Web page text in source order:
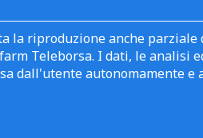
la riproduzione anche
Teleborsa. I dati, le analisi
dall'utente autonomamente e